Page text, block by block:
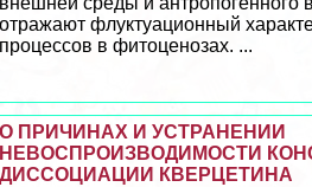
отражают флуктуационный
процессов в фитоценозах. ...
О ПРИЧИНАХ И УСТРАНЕНИИ
НЕВОСПРОИЗВОДИМОСТИ
ДИССОЦИАЦИИ КВЕРЦЕТИНА